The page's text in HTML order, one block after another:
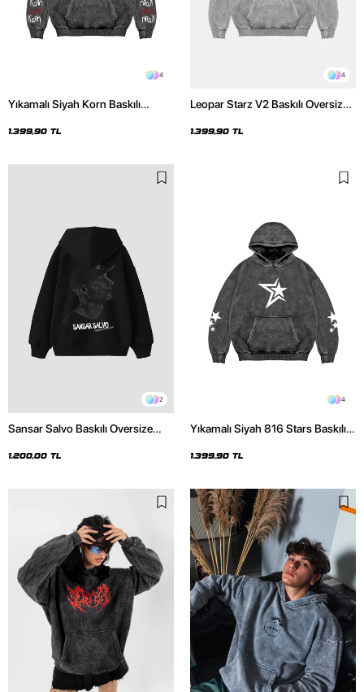
4
Yıkamalı Siyah Korn Baskılı
1.399,90 TL
4
Leopar Starz V2 Baskılı Oversize
Hoodie
1.399,90 TL
2
Sansar Salvo Baskılı Oversize
1.200,00 TL
4
Yıkamalı Siyah 816 Stars Baskılı
1.399,90 TL